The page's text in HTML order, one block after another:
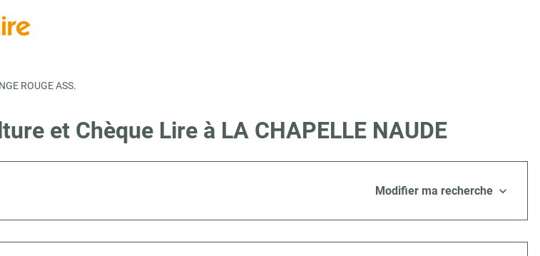
ROUGE ASS.
et Chèque Lire à LA CHAPELLE NAUDE
Modifier ma recherche